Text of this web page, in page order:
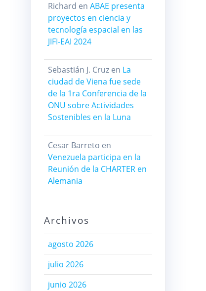
Richard en ABAE presenta
proyectos en ciencia y
tecnología espacial en las
JIFI-EAI 2024
Sebastián J. Cruzen La
ciudad de Viena fue sede
de la 1ra Conferencia de la
ONU sobre Actividades
Sostenibles en la Luna
Cesar Barreto en
Venezuela participa en la
Reunión de la CHARTER en
Alemania
Archivos
agosto 2026
julio 2026
junio 2026